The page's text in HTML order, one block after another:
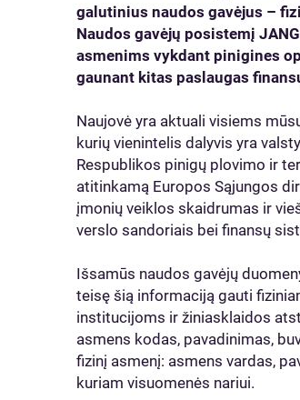
galutinius naudos gavėjus –
Naudos gavėjų posistemį
asmenims vykdant pinigines
gaunant kitas paslaugas
Naujovė yra aktuali visiems
kurių vienintelis dalyvis yra
Respublikos pinigų plovimo ir
atitinkamą Europos Sąjungos
įmonių veiklos skaidrumas ir
verslo sandoriais bei finansų
Išsamūs naudos gavėjų
teisę šią informaciją gauti
institucijoms ir žiniasklaidos
asmens kodas, pavadinimas,
fizinį asmenį: asmens vardas,
kuriam visuomenės nariui.